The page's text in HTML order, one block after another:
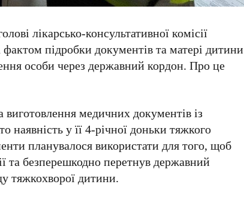
лікарсько-консультативної комісії
підробки документів та матері дитини
особи через державний кордон. Про це
виготовлення медичних документів із
наявність у її 4-річної доньки тяжкого
планувалося використати для того, щоб
та безперешкодно перетнув державний
тяжкохворої дитини.